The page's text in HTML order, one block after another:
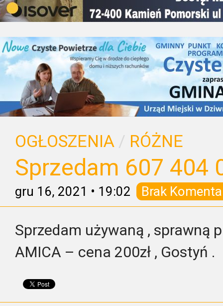
OGŁOSZENIA / RÓŻNE
Sprzedam 607 404
gru 16, 2021 • 19:02 Brak
Sprzedam używaną , sprawną
AMICA – cena 200zł , Gostyń .